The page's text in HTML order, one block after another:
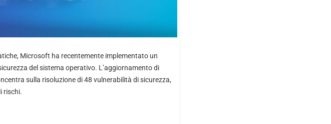
Microsoft ha recentemente implementato un
del sistema operativo. L’aggiornamento di
sulla risoluzione di 48 vulnerabilità di sicurezza,
rischi.